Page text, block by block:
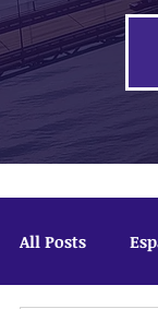
All Posts